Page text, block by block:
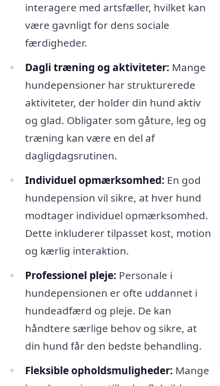
interagere med artsfæller, hvilket kan
være gavnligt for dens sociale
færdigheder.
Dagli træning og aktiviteter: Mange
hundepensioner har strukturerede
aktiviteter, der holder din hund aktiv
og glad. Obligater som gåture, leg og
træning kan være en del af
dagligdagsrutinen.
Individuel opmærksomhed: En god
hundepension vil sikre, at hver hund
modtager individuel opmærksomhed.
Dette inkluderer tilpasset kost, motion
og kærlig interaktion.
Professionel pleje: Personale i
hundepensionen er ofte uddannet i
hundeadfærd og pleje. De kan
håndtere særlige behov og sikre, at
din hund får den bedste behandling.
Fleksible opholdsmuligheder: Mange